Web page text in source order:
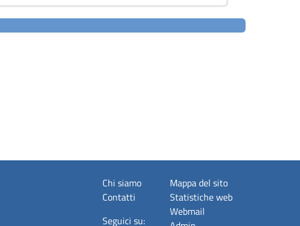
Chi siamo
Contatti
Seguici su:
Mappa del sito
Statistiche web
Webmail